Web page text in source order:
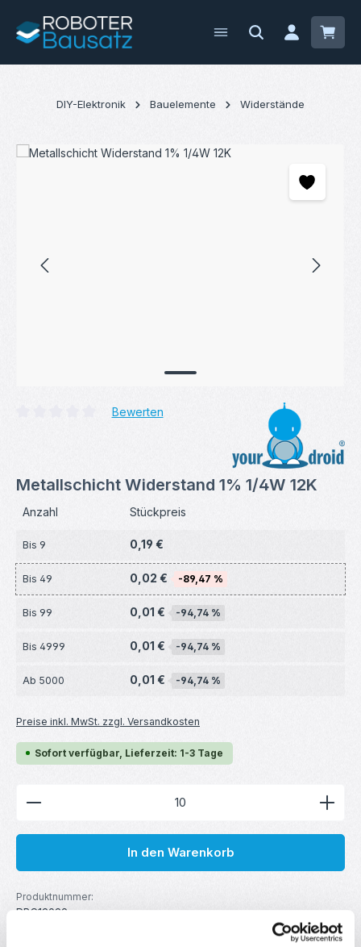
Zum Hauptinhalt springen
DIY-Elektronik Bauelemente Widerstände
Bildergalerie überspringen
Durchschnittliche Bewertung von 0 von 5 Sternen
Bewerten
Metallschicht Widerstand 1% 1/4W 12K
Anzahl Stückpreis
Bis 9 0,19 €
Bis 49 0,02 € -89,47 %
Bis 99 0,01 € -94,74 %
Bis 4999 0,01 € -94,74 %
Ab 5000 0,01 € -94,74 %
Preise inkl. MwSt. zzgl. Versandkosten
Sofort verfügbar, Lieferzeit: 1-3 Tage
Produkt Anzahl: Gib den gewünschten Wert ein
In den Warenkorb
Produktnummer:
RBS13932